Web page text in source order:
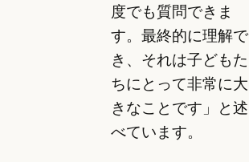
度でも質問できま
す。最終的に理解で
き、それは子どもた
ちにとって非常に大
きなことです」と述
べています。